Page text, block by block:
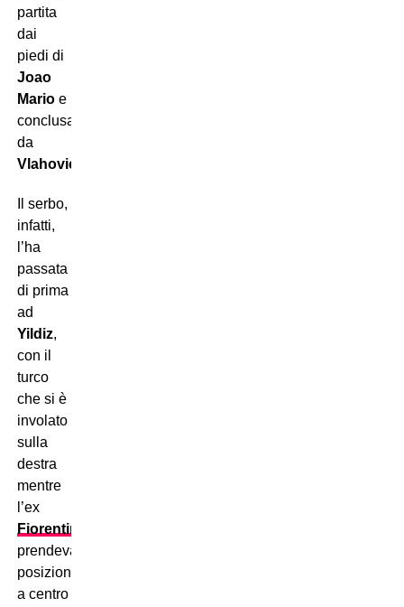
partita
dai
piedi di
Joao
Marioe
conclusa
da
Vlahovic
Il serbo,
infatti,
l’ha
passata
di prima
ad
Yildiz,
con il
turco
che si è
involato
sulla
destra
mentre
l’ex
Fiorentina
prendeva
posizione
a centro